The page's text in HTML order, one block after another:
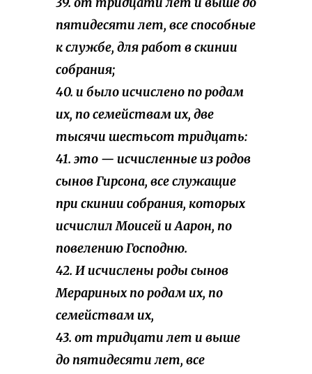
пятидесяти лет, все способные
к службе, для работ в скинии
собрания;
40. и было исчислено по родам
их, по семействам их, две
тысячи шестьсот тридцать:
41. это — исчисленные из родов
сынов Гирсона, все служащие
при скинии собрания, которых
исчислил Моисей и Аарон, по
повелению Господню.
42. И исчислены роды сынов
Мерариных по родам их, по
семействам их,
43. от тридцати лет и выше
до пятидесяти лет, все